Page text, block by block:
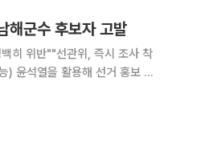
해군수 후보자 고발
히 위반""선관위, 즉시 조사 착